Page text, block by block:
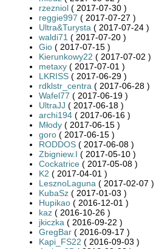
rzezniol ( 2017-07-30 )
reggie997 ( 2017-07-27 )
Ultra&Turysta ( 2017-07-24 )
waldi71 ( 2017-07-20 )
Gio ( 2017-07-15 )
Kierunkowy22 ( 2017-07-02 )
metaxy ( 2017-07-01 )
LKRISS ( 2017-06-29 )
rdklstr_centra ( 2017-06-28 )
Wafel77 ( 2017-06-19 )
UltraJJ ( 2017-06-18 )
archi194 ( 2017-06-16 )
Młody ( 2017-06-15 )
goro ( 2017-06-15 )
RODDOS ( 2017-06-08 )
Zbigniew.I ( 2017-05-10 )
Cockatrice ( 2017-05-08 )
K2 ( 2017-04-01 )
LesznoLaguna ( 2017-02-07 )
KubaSz ( 2017-01-03 )
Hupikao ( 2016-12-01 )
kaz ( 2016-10-26 )
jkiczka ( 2016-09-22 )
GregBar ( 2016-09-17 )
Kapi_FS22 ( 2016-09-03 )